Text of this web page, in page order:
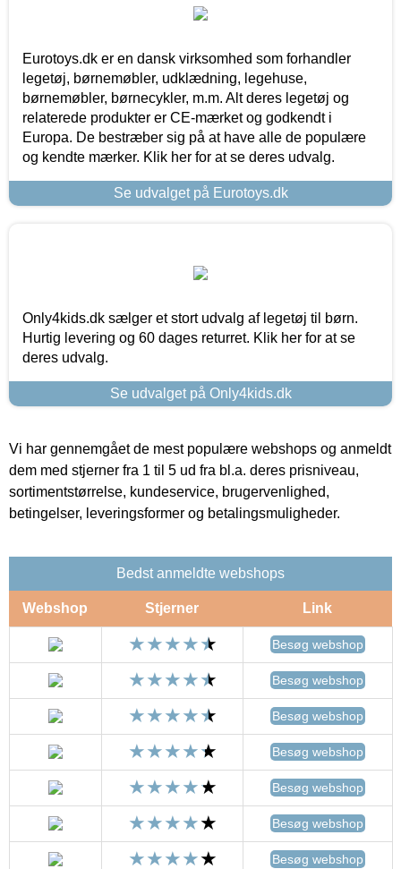
Eurotoys.dk er en dansk virksomhed som forhandler
legetøj, børnemøbler, udklædning, legehuse,
børnemøbler, børnecykler, m.m. Alt deres legetøj og
relaterede produkter er CE-mærket og godkendt i
Europa. De bestræber sig på at have alle de populære
og kendte mærker. Klik her for at se deres udvalg.
Se udvalget på Eurotoys.dk
Only4kids.dk sælger et stort udvalg af legetøj til børn.
Hurtig levering og 60 dages returret. Klik her for at se
deres udvalg.
Se udvalget på Only4kids.dk
Vi har gennemgået de mest populære webshops og anmeldt
dem med stjerner fra 1 til 5 ud fra bl.a. deres prisniveau,
sortimentstørrelse, kundeservice, brugervenlighed,
betingelser, leveringsformer og betalingsmuligheder.
Bedst anmeldte webshops
Webshop Stjerner Link
Besøg webshop
Besøg webshop
Besøg webshop
Besøg webshop
Besøg webshop
Besøg webshop
Besøg webshop